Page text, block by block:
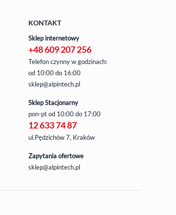
KONTAKT
Sklep internetowy
+48 609 207 256
Telefon czynny w godzinach:
od 10:00 do 16:00
sklep@alpintech.pl
Sklep Stacjonarny
pon-ptod 10:00 do 17:00
12 633 74 87
ul.Pędzichów 7, Kraków
Zapytania ofertowe
sklep@alpintech.pl